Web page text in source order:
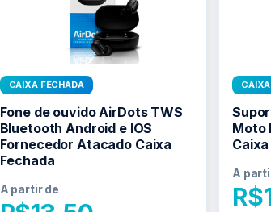
CAIXA FECHADA
Fone de ouvido AirDots TWS
Bluetooth Android e IOS
Fornecedor Atacado Caixa
Fechada
A partir de
Moto
A
R$